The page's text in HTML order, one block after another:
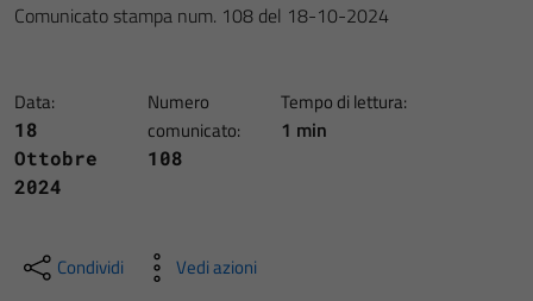
Comunicato stampa num. 108 del 18-10-2024
Data:
18
Ottobre
2024
Numero
comunicato:
108
Tempo di lettura:
1 min
Condividi Vedi azioni